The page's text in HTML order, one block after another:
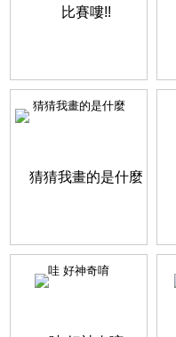
猜猜我畫的是什麼
哇 好神奇唷